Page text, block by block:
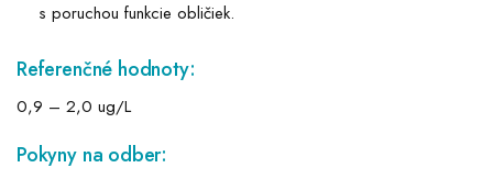
s poruchou funkcie obličiek.
Referenčné hodnoty:
0,9 – 2,0 ug/L
Pokyny na odber: